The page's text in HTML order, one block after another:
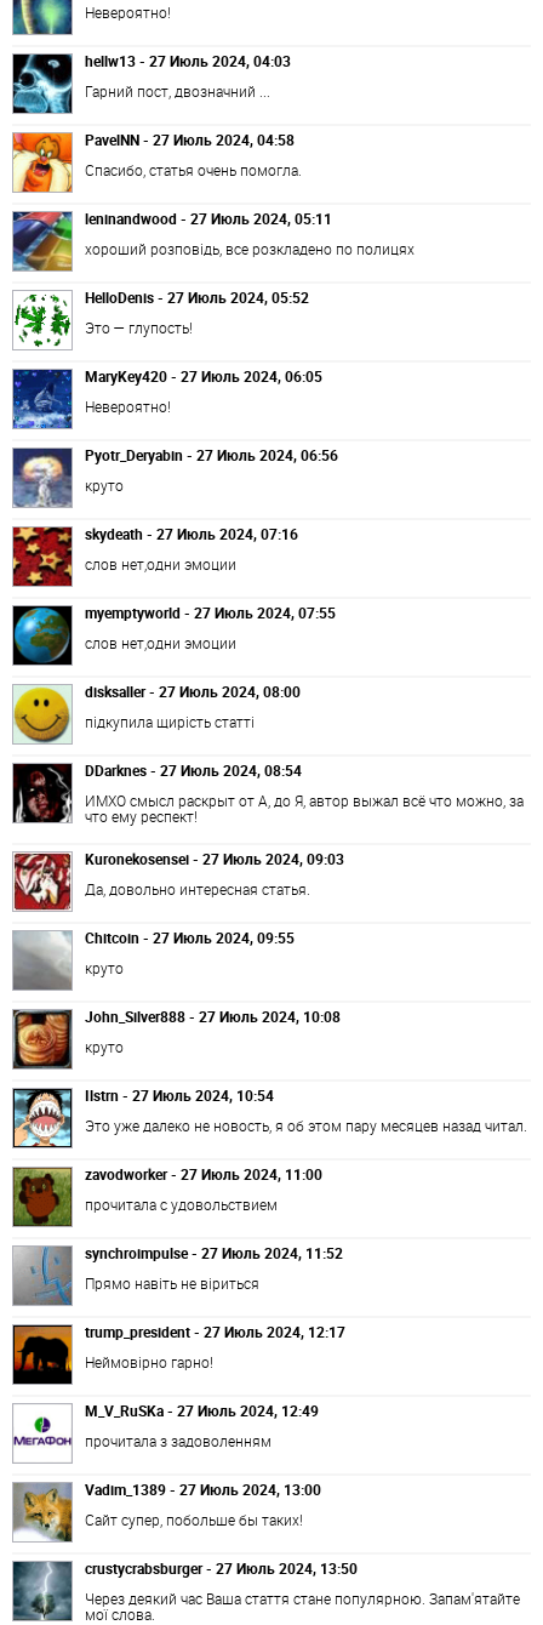
Невероятно!
hellw13 - 27 Июль 2024, 04:03
Гарний пост, двозначний ...
PavelNN - 27 Июль 2024, 04:58
Спасибо, статья очень помогла.
leninandwood - 27 Июль 2024, 05:11
хороший розповідь, все розкладено по полицях
HelloDenis - 27 Июль 2024, 05:52
Это — глупость!
MaryKey420 - 27 Июль 2024, 06:05
Невероятно!
Pyotr_Deryabin - 27 Июль 2024, 06:56
круто
skydeath - 27 Июль 2024, 07:16
слов нет,одни эмоции
myemptyworld - 27 Июль 2024, 07:55
слов нет,одни эмоции
disksaller - 27 Июль 2024, 08:00
підкупила щирість статті
DDarknes - 27 Июль 2024, 08:54
ИМХО смысл раскрыт от А, до Я, автор выжал всё что можно, за
что ему респект!
Kuronekosensei - 27 Июль 2024, 09:03
Да, довольно интересная статья.
Chitcoin - 27 Июль 2024, 09:55
круто
John_Silver888 - 27 Июль 2024, 10:08
круто
Ilstrn - 27 Июль 2024, 10:54
Это уже далеко не новость, я об этом пару месяцев назад читал.
zavodworker - 27 Июль 2024, 11:00
прочитала с удовольствием
synchroimpulse - 27 Июль 2024, 11:52
Прямо навіть не віриться
trump_president - 27 Июль 2024, 12:17
Неймовірно гарно!
M_V_RuSKa - 27 Июль 2024, 12:49
прочитала з задоволенням
Vadim_1389 - 27 Июль 2024, 13:00
Сайт супер, побольше бы таких!
crustycrabsburger - 27 Июль 2024, 13:50
Через деякий час Ваша стаття стане популярною. Запам'ятайте
мої слова.